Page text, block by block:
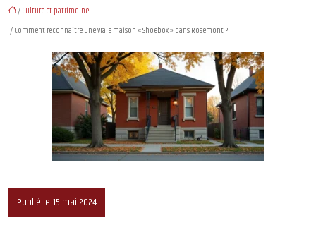
/Culture et patrimoine
/ Comment reconnaître une vraie maison « Shoebox » dans Rosemont ?
Publié le 15 mai 2024